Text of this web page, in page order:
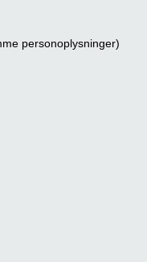
personoplysninger)